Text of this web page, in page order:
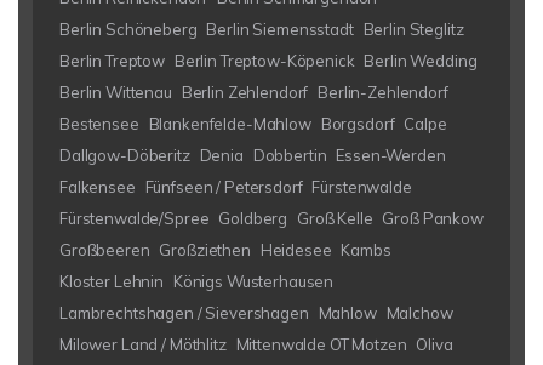
Berlin Schöneberg Berlin Siemensstadt Berlin Steglitz
Berlin Treptow Berlin Treptow-Köpenick Berlin Wedding
Berlin Wittenau
Berlin Zehlendorf Berlin-Zehlendorf
Bestensee
Blankenfelde-Mahlow Borgsdorf Calpe
Dallgow-Döberitz Denia Dobbertin Essen-Werden
Falkensee
Fünfseen / Petersdorf Fürstenwalde
Fürstenwalde/Spree Goldberg Groß Kelle Groß Pankow
Großbeeren Großziethen Heidesee Kambs
Kloster Lehnin
Königs Wusterhausen
Lambrechtshagen / Sievershagen
Mahlow Malchow
Milower Land / Möthlitz Mittenwalde OT Motzen Oliva